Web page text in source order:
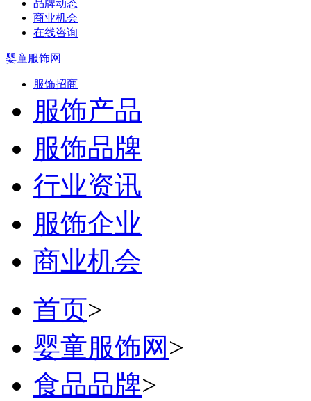
品牌动态
商业机会
在线咨询
婴童服饰网
服饰招商
服饰产品
服饰品牌
行业资讯
服饰企业
商业机会
首页>
婴童服饰网 >
食品品牌>